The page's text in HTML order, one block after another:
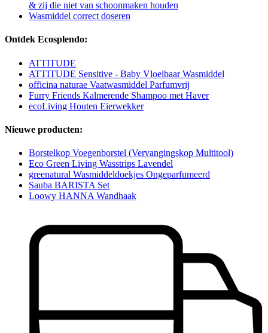
& zij die niet van schoonmaken houden
Wasmiddel correct doseren
Ontdek Ecosplendo:
ATTITUDE
ATTITUDE Sensitive - Baby Vloeibaar Wasmiddel
officina naturae Vaatwasmiddel Parfumvrij
Furry Friends Kalmerende Shampoo met Haver
ecoLiving Houten Eierwekker
Nieuwe producten:
Borstelkop Voegenborstel (Vervangingskop Multitool)
Eco Green Living Wasstrips Lavendel
greenatural Wasmiddeldoekjes Ongeparfumeerd
Sauba BARISTA Set
Loowy HANNA Wandhaak